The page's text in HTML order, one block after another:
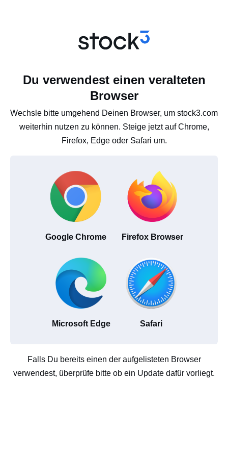
Du verwendest einen veralteten
Browser
Wechsle bitte umgehend Deinen Browser, um stock3.com
weiterhin nutzen zu können. Steige jetzt auf Chrome,
Firefox, Edge oder Safari um.
Google Chrome Firefox Browser
Microsoft Edge Safari
Falls Du bereits einen der aufgelisteten Browser
verwendest, überprüfe bitte ob ein Update dafür vorliegt.